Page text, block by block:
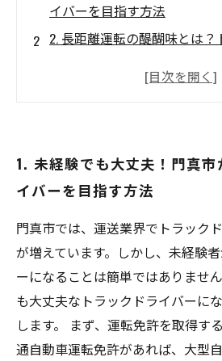
イバーを目指す方法
2. 長距離運転の醍醐味とは
3. 道路に秘められた魅力を探
定！門真市から長距離運転に
5. 未知の領域へ！門真市出身
バーが語る、長距離運転への
1. 未経験でも大丈夫！門真
イバーを目指す方法
門真市では、運送業界でトラック
が増えています。しかし、未経験
ーになることは簡単ではありませ
も大丈夫なトラックドライバーに
します。 まず、運転免許を取得す
通自動車運転免許があれば、大型